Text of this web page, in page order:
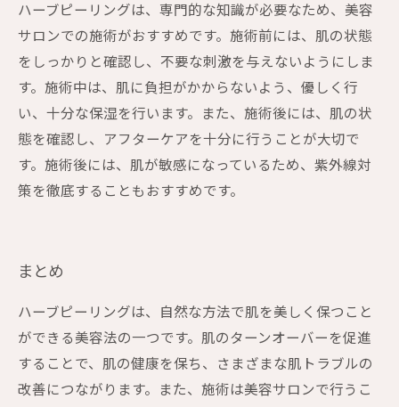
ハーブピーリングは、専門的な知識が必要なため、美容
サロンでの施術がおすすめです。施術前には、肌の状態
をしっかりと確認し、不要な刺激を与えないようにしま
す。施術中は、肌に負担がかからないよう、優しく行
い、十分な保湿を行います。また、施術後には、肌の状
態を確認し、アフターケアを十分に行うことが大切で
す。施術後には、肌が敏感になっているため、紫外線対
策を徹底することもおすすめです。
まとめ
ハーブピーリングは、自然な方法で肌を美しく保つこと
ができる美容法の一つです。肌のターンオーバーを促進
することで、肌の健康を保ち、さまざまな肌トラブルの
改善につながります。また、施術は美容サロンで行うこ